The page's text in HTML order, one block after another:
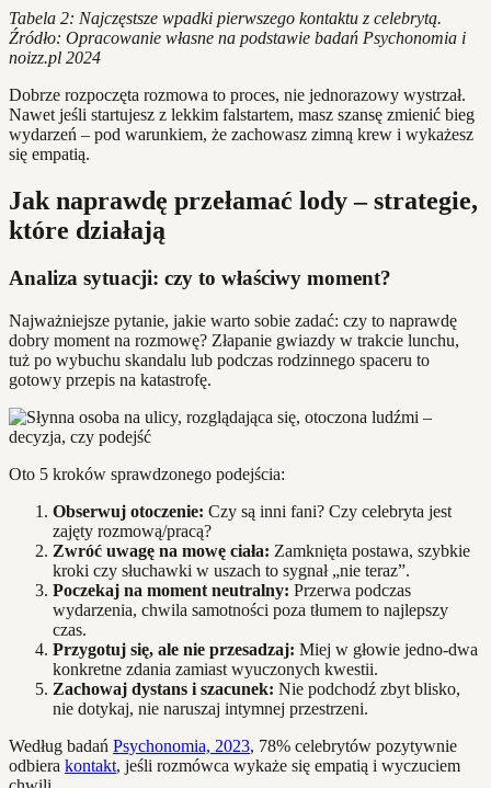
Tabela 2: Najczęstsze wpadki pierwszego kontaktu z celebrytą.
Źródło: Opracowanie własne na podstawie badań Psychonomia i
noizz.pl 2024
Dobrze rozpoczęta rozmowa to proces, nie jednorazowy wystrzał.
Nawet jeśli startujesz z lekkim falstartem, masz szansę zmienić bieg
wydarzeń – pod warunkiem, że zachowasz zimną krew i wykażesz
się empatią.
Jak naprawdę przełamać lody – strategie,
które działają
Analiza sytuacji: czy to właściwy moment?
Najważniejsze pytanie, jakie warto sobie zadać: czy to naprawdę
dobry moment na rozmowę? Złapanie gwiazdy w trakcie lunchu,
tuż po wybuchu skandalu lub podczas rodzinnego spaceru to
gotowy przepis na katastrofę.
Oto 5 kroków sprawdzonego podejścia:
Obserwuj otoczenie: Czy są inni fani? Czy celebryta jest
zajęty rozmową/pracą?
Zwróć uwagę na mowę ciała: Zamknięta postawa, szybkie
kroki czy słuchawki w uszach to sygnał „nie teraz”.
Poczekaj na moment neutralny: Przerwa podczas
wydarzenia, chwila samotności poza tłumem to najlepszy
czas.
Przygotuj się, ale nie przesadzaj: Miej w głowie jedno-dwa
konkretne zdania zamiast wyuczonych kwestii.
Zachowaj dystans i szacunek: Nie podchodź zbyt blisko,
nie dotykaj, nie naruszaj intymnej przestrzeni.
Według badań Psychonomia, 2023, 78% celebrytów pozytywnie
odbiera kontakt, jeśli rozmówca wykaże się empatią i wyczuciem